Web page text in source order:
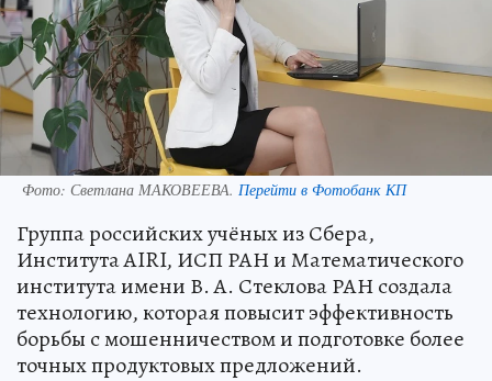
Фото: Светлана МАКОВЕЕВА. Перейти в Фотобанк КП
Группа российских учёных из Сбера,
Института AIRI, ИСП РАН и Математического
института имени В. А. Стеклова РАН создала
технологию, которая повысит эффективность
борьбы с мошенничеством и подготовке более
точных продуктовых предложений.